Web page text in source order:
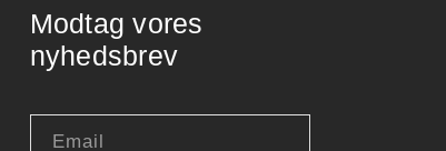
Modtag vores
nyhedsbrev